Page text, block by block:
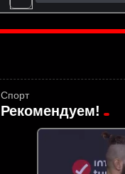
Спорт
Рекомендуем!